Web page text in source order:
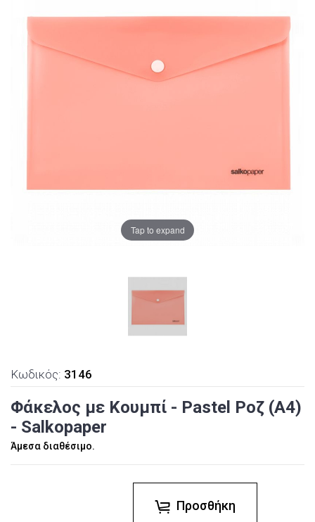
Tap to expand
Κωδικός: 3146
Φάκελος με Κουμπί - Pastel Ροζ (Α4)
- Salkopaper
Άμεσα διαθέσιμο.
Προσθήκη